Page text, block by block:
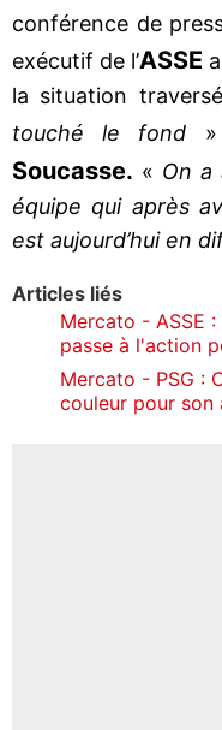
conférence de
exécutif de l’ASSE
la situation
touché le fond »
Soucasse. « On a
équipe qui après
est aujourd’hui en
Articles liés
Mercato - ASSE
passe à l'action
Mercato - PSG :
couleur pour son